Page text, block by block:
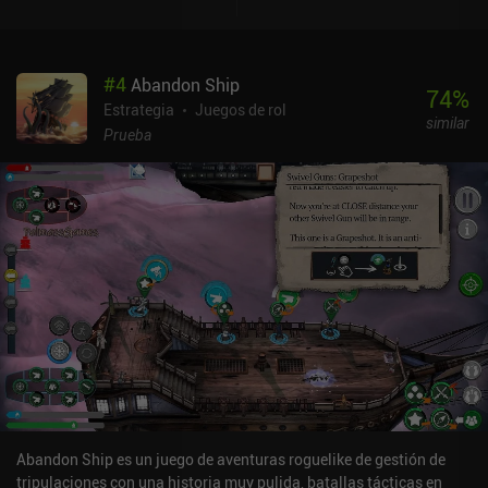
sin disparar un solo tiro. El juego está lo suficientemente
equilibrado como para que todas estas estrategias sean posibles,
y las habilidades y destrezas que seleccionamos durante la
opciones. A menudo nos encontramos en situaciones en las que
hay que tomar decisiones morales difíciles o seguir
planteamientos poco ortodoxos. Por todo ello, el juego
proporciona docenas de horas de interesante jugabilidad. Nuestra
aventura nos lleva a través de más de 100 áreas altamente
detalladas llenas de misiones secundarias, eventos aleatorios, una
gran variedad de monstruos contra los que luchar y más de 600
personajes interesantes con historias escalofriantes. Atom RPG es
un juego premium de 8,49 $ que bien vale su dinero teniendo en
cuenta la cantidad de contenido que ofrece. Constantemente se
añaden DLC gratuitos, y hay un iAP opcional de 1 $ para apoyar
aún más a los desarrolladores. Es uno de los mejores juegos de
este género para móviles y un imprescindible para los amantes de
los RPG postapocalípticos.
#4Abandon Ship
Estrategia
Juegos de rol
Prueba
74%
similar
Abandon Ship es un juego de aventuras roguelike de gestión de
tripulaciones con una historia muy pulida, batallas tácticas en